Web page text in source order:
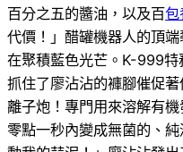
百分之五的醬油，以及百包
代價！」醋罐機器人的頂
在聚積藍色光芒。K-999
抓住了廖沾沾的褲腳催促
離子炮！專門用來溶解有
零點一秒內變成無菌的、